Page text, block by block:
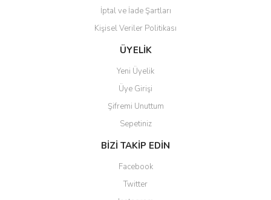
Gönder
İptal ve İade Şartları
Kişisel Veriler Politikası
ÜYELİK
Yeni Üyelik
Üye Girişi
Şifremi Unuttum
Sepetiniz
BİZİ TAKİP EDİN
Facebook
Twitter